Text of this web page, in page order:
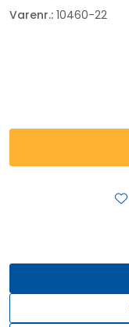
Varenr.: 10460-22